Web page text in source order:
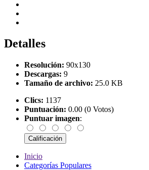
Detalles
Resolución: 90x130
Descargas: 9
Tamaño de archivo: 25.0 KB
Clics: 1137
Puntuación: 0.00 (0 Votos)
Puntuar imagen:
Inicio
Categorías Populares